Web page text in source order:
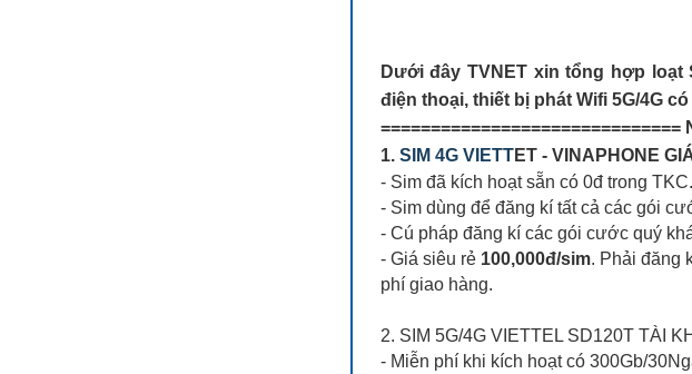
Dưới đây TVNET xin tổng hợp loạt
điện thoại, thiết bị phát Wifi 5G/4G
1. SIM 4G VIETTET - VINAPHONE
- Sim đã kích hoạt sẵn có 0đ trong
- Sim dùng để đăng kí tất cả các gói
- Cú pháp đăng kí các gói cước quý
- Giá siêu rẻ 100,000đ/sim. Phải đăng
phí giao hàng.
2. SIM 5G/4G VIETTEL SD120T TÀI
- Miễn phí khi kích hoạt có 300Gb/